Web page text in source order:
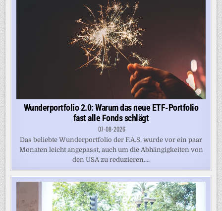
Wunderportfolio 2.0: Warum das neue ETF-Portfolio
fast alle Fonds schlägt
07-08-2026
Das beliebte Wunderportfolio der F.A.S. wurde vor ein paar
Monaten leicht angepasst, auch um die Abhängigkeiten von
den USA zu reduzieren....